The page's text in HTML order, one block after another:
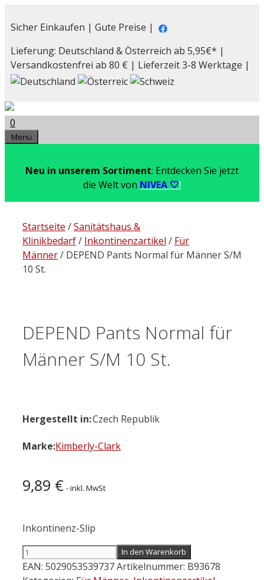
Inhalt
Sicher Einkaufen | Gute Preise |
Lieferung: Deutschland & Österreich ab 5,95€* |
Versandkostenfrei ab 80 € | Lieferzeit 3-8 Werktage |
0
Menu
Neu in unserem Sortiment: Entdecken Sie jetzt
die Welt von NIVEA 🤍!
Startseite /Sanitätshaus &
Klinikbedarf/ Inkontinenzartikel / Für
Männer/ DEPEND Pants Normal für Männer S/M
10 St.
DEPEND Pants Normal für
Männer S/M 10 St.
Hergestellt in:Czech Republik
Marke:Kimberly-Clark
9,89 € - inkl. MwSt
Inkontinenz-Slip
DEPEND
Pants
In den Warenkorb
EAN: 5029053539737Artikelnummer: B93678